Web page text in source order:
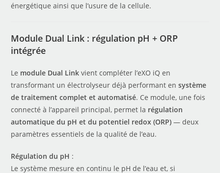
énergétique ainsi que l’usure de la cellule.
Module Dual Link : régulation pH + ORP
intégrée
Le module Dual Link vient compléter l’eXO iQ en
transformant un électrolyseur déjà performant ensystème
de traitement complet et automatisé. Ce module, une fois
connecté à l’appareil principal, permet la régulation
automatique du pH et du potentiel redox (ORP) — deux
paramètres essentiels de la qualité de l’eau.
Régulation du pH :
Le système mesure en continu le pH de l’eau et, si